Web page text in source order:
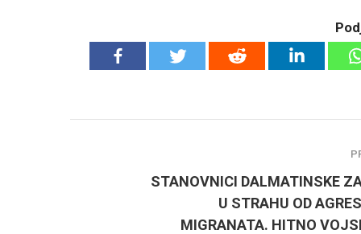
STANOVNICI DALMATINSKE
U STRAHU OD
MIGRANATA. HITNO